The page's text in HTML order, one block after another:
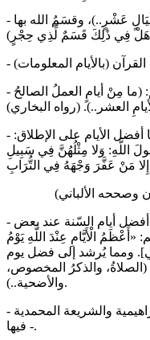
- أقسَم الله بها في كتابه: (وَالْفَجْرِ وَلَيَالٍ عَشْرٍ..)، وقسَمُ الله بها
- قال فيها النبي صلى الله عليه وسلم: (ما مِنْ أيامٍ العملُ الصالحُ
- نص النبي صلى الله عليه وسلم على أنها أفضل الأيام على الإطلاق:
اللَّهِ: وَلا مِثْلُهُنَّ فِي سَبِيلِ
- أن فيها يوم النحر (يومُ العيد)، وهو أفضل أيام السّنة عند بعض
«أَعْظَمُ الْأَيَّامِ عِنْدَ اللَّهِ يَوْمُ
ومما يُرشد إلى فضل يوم
(الصلاةُ، والذكرُ المخصوص،
والأضحية..).
- ﻭﻗﻮﻉُ اﻷﺿﺤﻴﺔ - اﻟﺘﻲ ﻫﻲ ﻋَﻠَﻢٌ ﻟﻠﻤﻠﺔ اﻹﺑﺮاﻫﻴﻤﻴﺔ ﻭاﻟﺸﺮﻳﻌﺔ اﻟﻤﺤﻤﺪﻳﺔ
- فيها.